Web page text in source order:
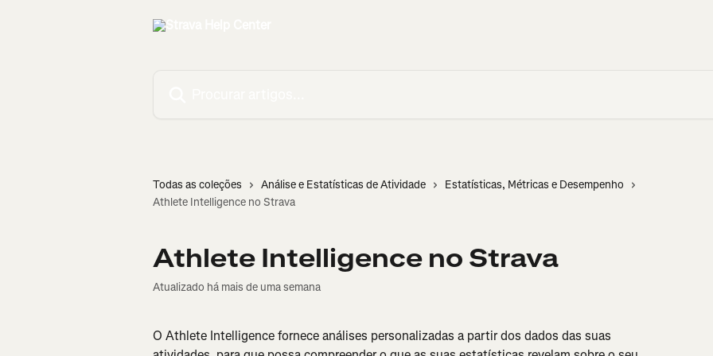
Todas as coleções Análise e Estatísticas de Atividade
Estatísticas, Métricas e Desempenho
Athlete Intelligence no Strava
Athlete Intelligence no Strava
Atualizado há mais de uma semana
O Athlete Intelligence fornece análises personalizadas a partir dos dados das suas